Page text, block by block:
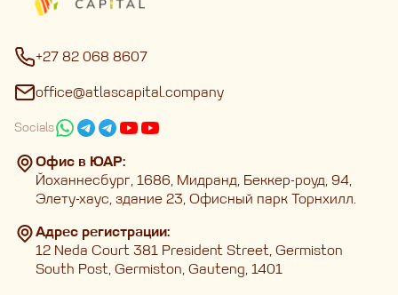
+27 82 068 8607
office@atlascapital.company
Socials
Офис в ЮАР:
Йоханнесбург, 1686, Мидранд, Беккер-роуд, 94,
Элету-хаус, здание 23, Офисный парк Торнхилл.
Адрес регистрации:
12 Neda Court 381 President Street, Germiston
South Post, Germiston, Gauteng, 1401